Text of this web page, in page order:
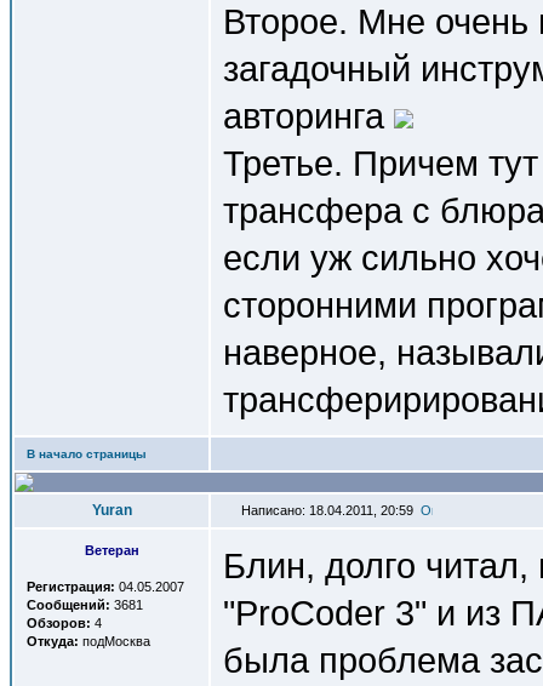
Второе. Мне очень
загадочный
авторинга
Третье. Причем
трансфера с
если уж сильно
сторонними
наверное,
В начало страницы
Yuran Написано: 18.04.2011, 20:59
Ветеран
Регистрация: 04.05.2007
Сообщений: 3681
Обзоров: 4
Откуда: подМосква
Блин, долго
"ProCoder 3" и из
была проблема